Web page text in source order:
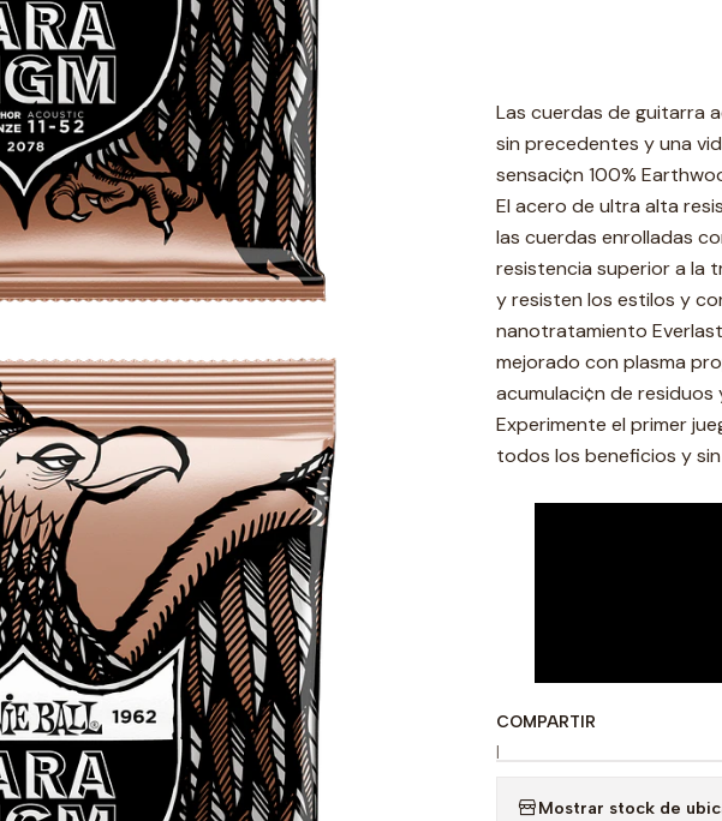
Las cuerdas de guitarra
sin precedentes y una
sensaci¢n 100%
El acero de ultra alta
las cuerdas enrolladas
resistencia superior a la
y resisten los estilos y
nanotratamiento
mejorado con plasma
acumulaci¢n de
Experimente el primer
todos los beneficios y
COMPARTIR
|
Mostrar stock de